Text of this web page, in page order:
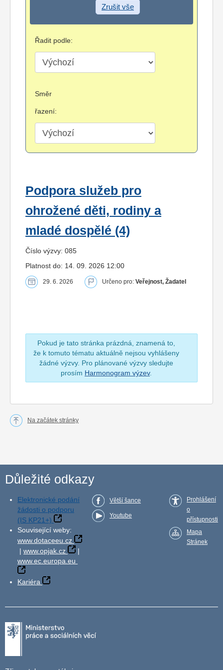
Zrušit vše
Řadit podle:
Směr
řazení:
Podpora služeb pro
ohrožené děti, rodiny a
mladé dospělé (4)
Číslo výzvy: 085
Platnost do: 14. 09. 2026 12:00
29. 6. 2026 Určeno pro: Veřejnost, Žadatel
Pokud je tato stránka prázdná, znamená to,
že k tomuto tématu aktuálně nejsou vyhlášeny
žádné výzvy. Pro plánované výzvy sledujte
prosím Harmonogram výzev.
Na začátek stránky
Důležité odkazy
Elektronické podání
žádosti o podporu
(IS KP21+)
Související weby:
www.dotaceeu.cz
| www.opjak.cz
|
www.ec.europa.eu
Kariéra
Větší šance
Youtube
Prohlášení
o
přístupnosti
Mapa
Stránek